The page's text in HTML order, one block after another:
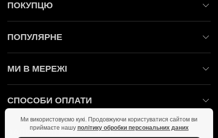
ПОКУПЦЮ
ПОПУЛЯРНЕ
МИ В МЕРЕЖІ
СПОСОБИ ОПЛАТИ
ЗАЛИШАЙТЕСЬ НА ЗВ'ЯЗКУ!
Ми використовуємо кукі. Продовжуючи користуватися сайтом ви
приймаєте нашу політику обробки персональних даних